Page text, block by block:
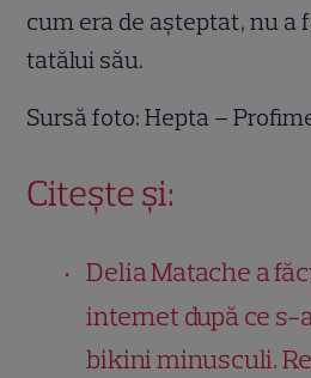
cum era de așteptat, nu a
tatălui său.
Sursă foto: Hepta –
Citește și:
Delia Matache a
internet după ce s-
bikini minusculi.